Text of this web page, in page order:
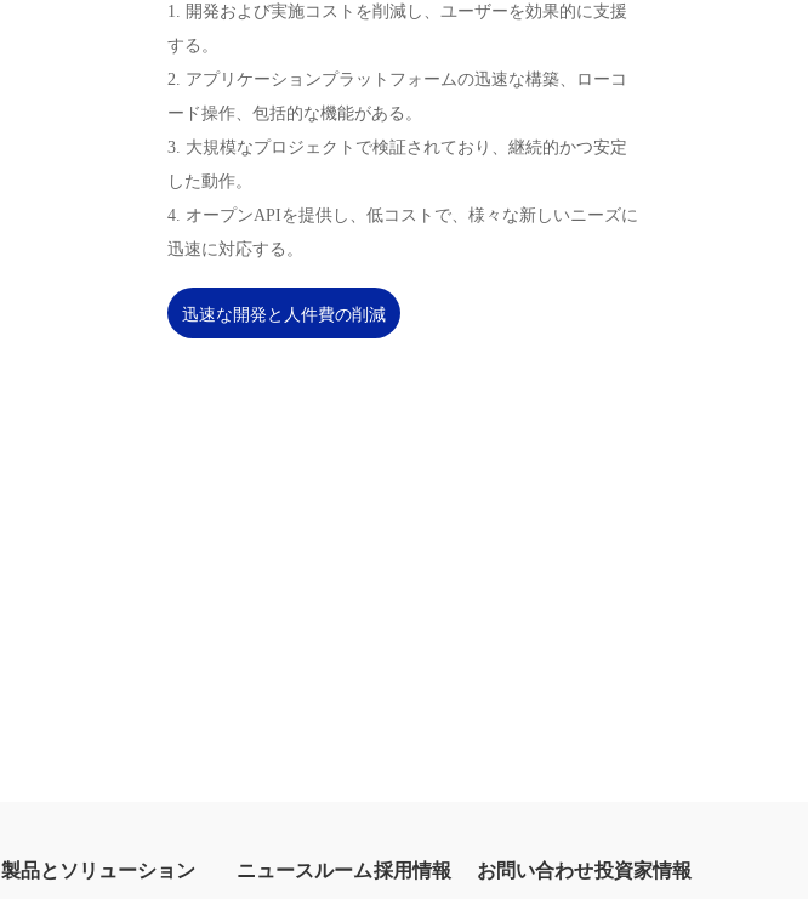
1. 開発および実施コストを削減し、ユーザーを効果的に支援
する。
2. アプリケーションプラットフォームの迅速な構築、ローコ
ード操作、包括的な機能がある。
3. 大規模なプロジェクトで検証されており、継続的かつ安定
した動作。
4. オープンAPIを提供し、低コストで、様々な新しいニーズに
迅速に対応する。
迅速な開発と人件費の削減
製品とソリューション ニュースルーム採用情報 お問い合わせ投資家情報